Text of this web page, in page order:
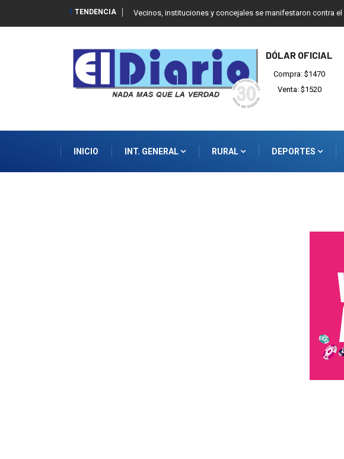
TENDENCIA Vecinos, instituciones y concejales se manifestaron contra
DÓLAR OFICIAL
Compra: $1470
Venta: $1520
INICIO INT. GENERAL RURAL DEPORTES